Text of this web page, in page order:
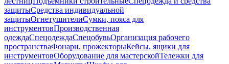
защитыСредства индивидуальной
защитыОгнетушителиСумки, пояса для
инструментовПроизводственная
одеждаСпецодеждаСпецобувьОрганизация рабочего
пространстваФонари, прожекторыКейсы, ящики для
инструментовОборудование для мастерскойТележки для